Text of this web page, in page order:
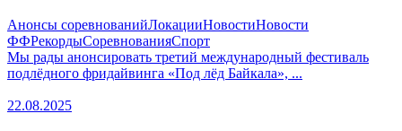
Анонсы соревнованийЛокацииНовостиНовости
ФФРекордыСоревнованияСпорт
Мы рады анонсировать третий международный фестиваль
подлёдного фридайвинга «Под лёд Байкала», ...
22.08.2025